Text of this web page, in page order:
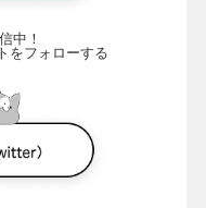
中！
をフォローする